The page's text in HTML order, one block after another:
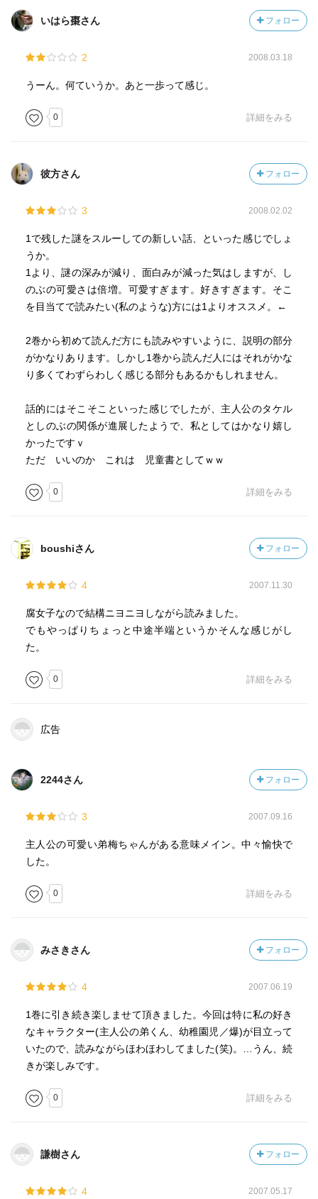
いはら棗さん フォロー
2 2008.03.18
うーん。何ていうか。あと一歩って感じ。
0 詳細をみる
彼方さん フォロー
3 2008.02.02
1で残した謎をスルーしての新しい話、といった感じでしょ
うか。
1より、謎の深みが減り、面白みが減った気はしますが、し
のぶの可愛さは倍増。可愛すぎます。好きすぎます。そこ
を目当てで読みたい(私のような)方には1よりオススメ。←
2巻から初めて読んだ方にも読みやすいように、説明の部分
がかなりあります。しかし1巻から読んだ人にはそれがかな
り多くてわずらわしく感じる部分もあるかもしれません。
話的にはそこそこといった感じでしたが、主人公のタケル
としのぶの関係が進展したようで、私としてはかなり嬉し
かったですｖ
ただ いいのか これは 児童書としてｗｗ
0 詳細をみる
boushiさん フォロー
4 2007.11.30
腐女子なので結構ニヨニヨしながら読みました。
でもやっぱりちょっと中途半端というかそんな感じがし
た。
0 詳細をみる
広告
2244さん フォロー
3 2007.09.16
主人公の可愛い弟梅ちゃんがある意味メイン。中々愉快で
した。
0 詳細をみる
みさきさん フォロー
4 2007.06.19
1巻に引き続き楽しませて頂きました。今回は特に私の好き
なキャラクター(主人公の弟くん、幼稚園児／爆)が目立って
いたので、読みながらほわほわしてました(笑)。…うん、続
きが楽しみです。
0 詳細をみる
謙樹さん フォロー
4 2007.05.17